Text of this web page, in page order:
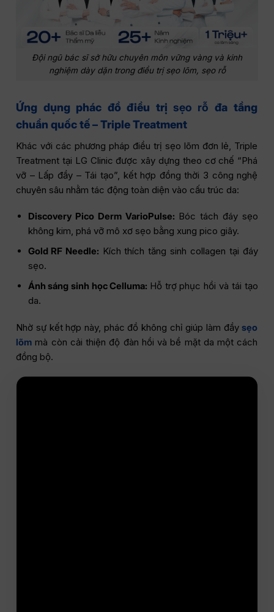
Đội ngũ bác sĩ sở hữu chuyên môn vững vàng và kinh
nghiệm dày dặn trong điều trị sẹo lõm, sẹo rỗ
Ứng dụng phác đồ điều trịsẹo rỗ đa tầng
chuẩn quốc tế – Triple Treatment
Khác với các phương pháp điều trị sẹo lõm đơn lẻ, Triple
Treatment tại LG Clinic được xây dựng theo cơ chế “Phá
vỡ – Lấp đầy – Tái tạo”, kết hợp đồng thời 3 công nghệ
chuyên sâu nhằm tác động toàn diện vào cấu trúc da:
Discovery Pico Derm VarioPulse: Bóc tách đáy sẹo
không kim, phá vỡ mô xơ sẹo bằng xung pico giây.
Gold RF Needle: Kích thích tăng sinh collagen tại đáy
sẹo.
Ánh sáng sinh học Celluma: Hỗ trợ phục hồi và tái tạo
da.
Nhờ sự kết hợp này, phác đồ không chỉ giúp làm đầysẹo
lõm mà còn cải thiện độ đàn hồi và bề mặt da một cách
đồng bộ.